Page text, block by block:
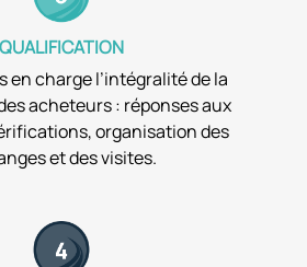
QUALIFICATION
en charge l’intégralité de la
acheteurs : réponses aux
organisation des
et des visites.